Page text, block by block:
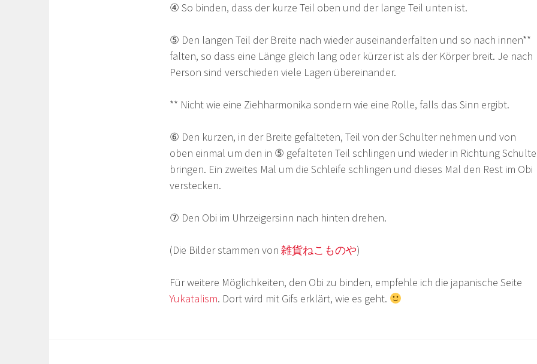
④ So binden, dass der kurze Teil oben und der lange Teil unten ist.
⑤ Den langen Teil der Breite nach wieder auseinanderfalten und so nach innen**
falten, so dass eine Länge gleich lang oder kürzer ist als der Körper breit. Je nach
Person sind verschieden viele Lagen übereinander.
** Nicht wie eine Ziehharmonika sondern wie eine Rolle, falls das Sinn ergibt.
⑥ Den kurzen, in der Breite gefalteten, Teil von der Schulter nehmen und von
oben einmal um den in ⑤ gefalteten Teil schlingen und wieder in Richtung
bringen. Ein zweites Mal um die Schleife schlingen und dieses Mal den Rest im Obi
verstecken.
⑦ Den Obi im Uhrzeigersinn nach hinten drehen.
(Die Bilder stammen von 雑貨ねこものや)
Für weitere Möglichkeiten, den Obi zu binden, empfehle ich die japanische Seite
Yukatalism. Dort wird mit Gifs erklärt, wie es geht.